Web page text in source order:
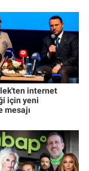
internet
için yeni
mesajı